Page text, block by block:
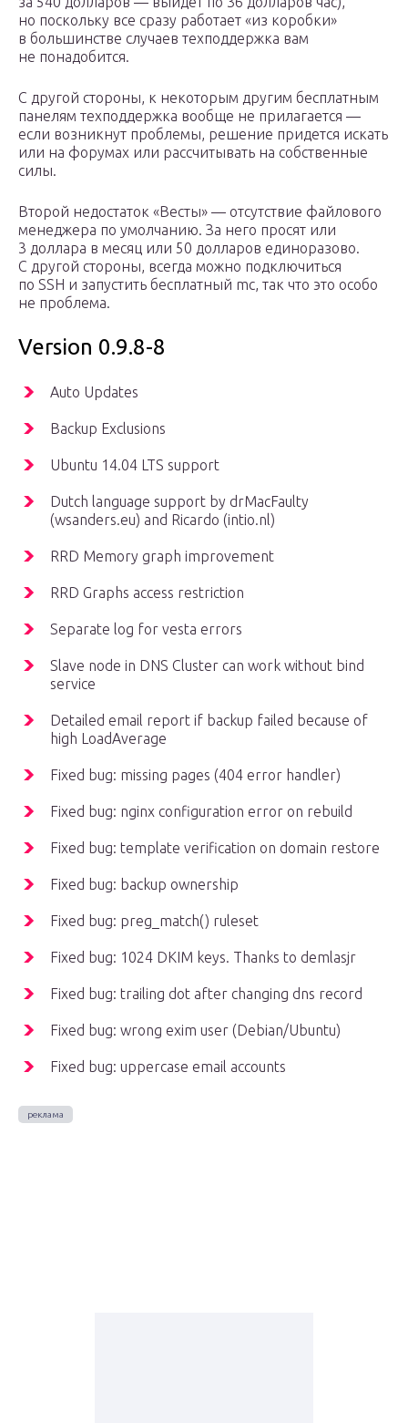
но поскольку все сразу работает «из коробки»
в большинстве случаев техподдержка вам
не понадобится.
С другой стороны, к некоторым другим бесплатным
панелям техподдержка вообще не прилагается —
если возникнут проблемы, решение придется искать
или на форумах или рассчитывать на собственные
силы.
Второй недостаток «Весты» — отсутствие файлового
менеджера по умолчанию. За него просят или
3 доллара в месяц или 50 долларов единоразово.
С другой стороны, всегда можно подключиться
по SSH и запустить бесплатный mc, так что это особо
не проблема.
Version 0.9.8-8
Auto Updates
Backup Exclusions
Ubuntu 14.04 LTS support
Dutch language support by drMacFaulty
(wsanders.eu) and Ricardo (intio.nl)
RRD Memory graph improvement
RRD Graphs access restriction
Separate log for vesta errors
Slave node in DNS Cluster can work without bind
service
Detailed email report if backup failed because of
high LoadAverage
Fixed bug: missing pages (404 error handler)
Fixed bug: nginx configuration error on rebuild
Fixed bug: template verification on domain restore
Fixed bug: backup ownership
Fixed bug: preg_match() ruleset
Fixed bug: 1024 DKIM keys. Thanks to demlasjr
Fixed bug: trailing dot after changing dns record
Fixed bug: wrong exim user (Debian/Ubuntu)
Fixed bug: uppercase email accounts